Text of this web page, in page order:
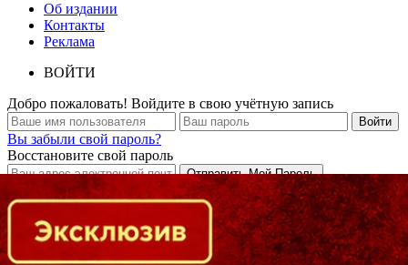
Об издании
Контакты
Реклама
ВОЙТИ
Добро пожаловать! Войдите в свою учётную запись
Вы забыли свой пароль?
Восстановите свой пароль
Кто есть кто в Байкальском регионе